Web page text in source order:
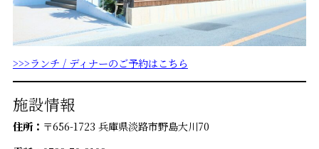
>>>ランチ / ディナーのご予約はこちら
施設情報
住所： 〒656-1723 兵庫県淡路市野島大川70